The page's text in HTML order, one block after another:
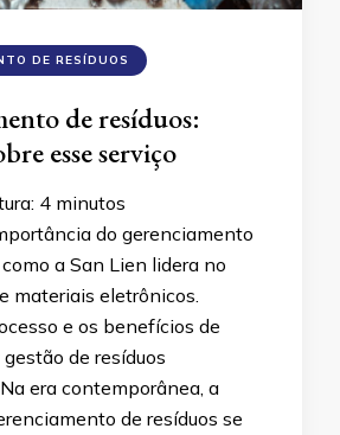
DE RESÍDUOS
de resíduos:
esse serviço
4 minutos
do gerenciamento
a San Lien lidera no
materiais eletrônicos.
e os benefícios de
de resíduos
era contemporânea, a
de resíduos se